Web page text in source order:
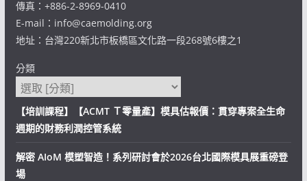
傳真：+886-2-8969-0410
E-mail：info@caemolding.org
地址：台灣220新北市板橋區文化路一段268號6樓之1
分類
【培訓課程】【ACMT Ｔ零量產】模具估報價：貫穿專案全生命
週期的財務利潤控管系統
解密 AIoM 模塑智造！系列研討會於2026台北國際模具展重磅登
場